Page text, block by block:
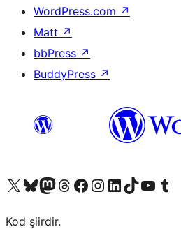
WordPress.com ↗
Matt ↗
bbPress ↗
BuddyPress ↗
X (eski Twitter) hesabımıza bakın
Bluesky hesabımızı ziyaret edinMastodon hesabımızı ziyaret edinThreads hesabımızı ziyaret edinFacebook sayfamızı ziyaret edinInstagram hesabımızı ziyaret edinLinkedIn hesabımızı ziyaret edinTikTok hesabımızı ziyaret edinYouTube kanalımızı ziyaret edinTumblr hesabımızı ziyaret edin
Kod şiirdir.